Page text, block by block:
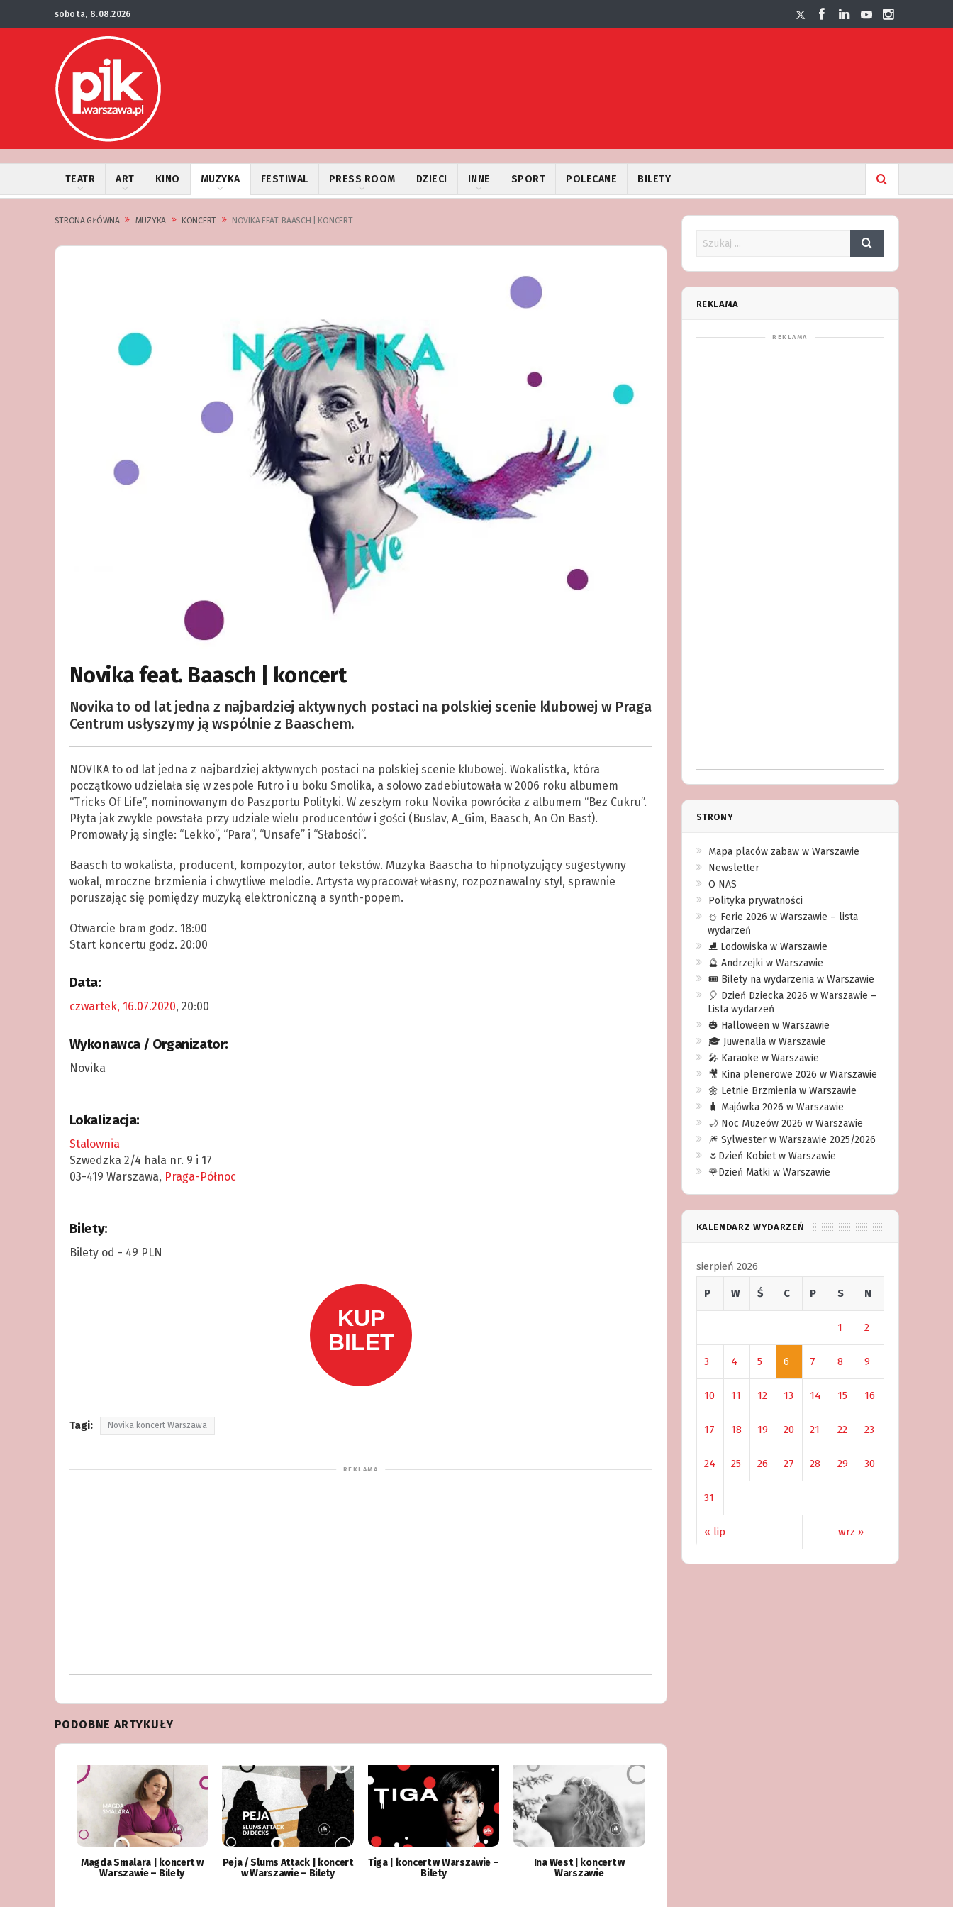
sobota, 8.08.2026
TEATR ART KINO MUZYKA FESTIWAL PRESS ROOM DZIECI INNE SPORT POLECANE BILETY
STRONA GŁÓWNA MUZYKA KONCERT NOVIKA FEAT. BAASCH | KONCERT
Novika feat. Baasch | koncert
Novika to od lat jedna z najbardziej aktywnych postaci na polskiej scenie klubowej w Praga
Centrum usłyszymy ją wspólnie z Baaschem.
NOVIKA to od lat jedna z najbardziej aktywnych postaci na polskiej scenie klubowej. Wokalistka, która
początkowo udzielała się w zespole Futro i u boku Smolika, a solowo zadebiutowała w 2006 roku albumem
“Tricks Of Life”, nominowanym do Paszportu Polityki. W zeszłym roku Novika powróciła z albumem “Bez Cukru”.
Płyta jak zwykle powstała przy udziale wielu producentów i gości (Buslav, A_Gim, Baasch, An On Bast).
Promowały ją single: “Lekko”, “Para”, “Unsafe” i “Słabości”.
Baasch to wokalista, producent, kompozytor, autor tekstów. Muzyka Baascha to hipnotyzujący sugestywny
wokal, mroczne brzmienia i chwytliwe melodie. Artysta wypracował własny, rozpoznawalny styl, sprawnie
poruszając się pomiędzy muzyką elektroniczną a synth-popem.
Otwarcie bram godz. 18:00
Start koncertu godz. 20:00
Data:
czwartek, 16.07.2020, 20:00
Wykonawca / Organizator:
Novika
Lokalizacja:
Stalownia
Szwedzka 2/4 hala nr. 9 i 17
03-419 Warszawa, Praga-Północ
Bilety:
Bilety od - 49 PLN
Tagi: Novika koncert Warszawa
PODOBNE ARTYKUŁY
Magda Smalara | koncert w
Warszawie – Bilety
Peja / Slums Attack | koncert
w Warszawie – Bilety
Tiga | koncert w Warszawie –
Bilety
Ina West | koncert w
Warszawie
REKLAMA
STRONY
Mapa placów zabaw w Warszawie
Newsletter
O NAS
Polityka prywatności
⛄️ Ferie 2026 w Warszawie – lista
wydarzeń
⛸ Lodowiska w Warszawie
🔮 Andrzejki w Warszawie
🎟️ Bilety na wydarzenia w Warszawie
🎈 Dzień Dziecka 2026 w Warszawie –
Lista wydarzeń
🎃 Halloween w Warszawie
🎓 Juwenalia w Warszawie
🎤 Karaoke w Warszawie
🎥 Kina plenerowe 2026 w Warszawie
🌼 Letnie Brzmienia w Warszawie
🧳 Majówka 2026 w Warszawie
🌙 Noc Muzeów 2026 w Warszawie
🎆 Sylwester w Warszawie 2025/2026
🌷Dzień Kobiet w Warszawie
🌹Dzień Matki w Warszawie
KALENDARZ WYDARZEŃ
sierpień 2026
P W Ś C P S N
« lip wrz »
1 2
3 4 5 6 7 8 9
10 11 12 13 14 15 16
17 18 19 20 21 22 23
24 25 26 27 28 29 30
31